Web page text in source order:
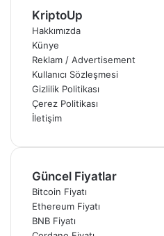
KriptoUp
Hakkımızda
Künye
Reklam / Advertisement
Kullanıcı Sözleşmesi
Gizlilik Politikası
Çerez Politikası
İletişim
Güncel Fiyatlar
Bitcoin Fiyatı
Ethereum Fiyatı
BNB Fiyatı